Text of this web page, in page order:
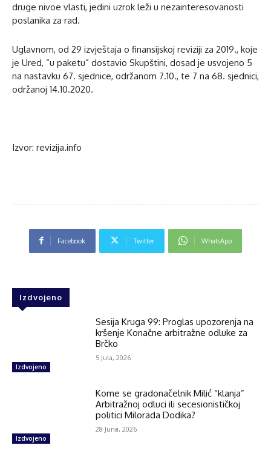
druge nivoe vlasti, jedini uzrok leži u nezainteresovanosti
poslanika za rad.
Uglavnom, od 29 izvještaja o finansijskoj reviziji za 2019., koje
je Ured, “u paketu” dostavio Skupštini, dosad je usvojeno 5
na nastavku 67. sjednice, održanom 7.10., te 7 na 68. sjednici,
održanoj 14.10.2020.
Izvor: revizija.info
Facebook Twitter WhatsApp
Izdvojeno
Izdvojeno
Sesija Kruga 99: Proglas upozorenja na
kršenje Konačne arbitražne odluke za
Brčko
5 Jula, 2026
Izdvojeno
Kome se gradonačelnik Milić “klanja”
Arbitražnoj odluci ili secesionističkoj
politici Milorada Dodika?
28 Juna, 2026